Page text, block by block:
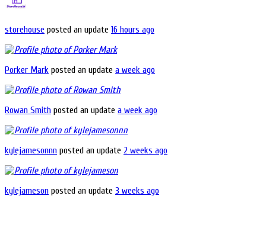
storehouse posted an update 16 hours ago
Porker Mark posted an update a week ago
Rowan Smith posted an update a week ago
kylejamesonnn posted an update 2 weeks ago
kylejameson posted an update 3 weeks ago